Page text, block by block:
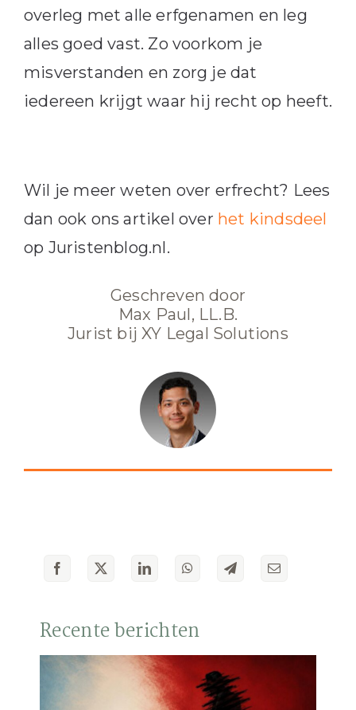
Recente berichten
overleg met alle erfgenamen en leg
alles goed vast. Zo voorkom je
misverstanden en zorg je dat
iedereen krijgt waar hij recht op heeft.
Wil je meer weten over erfrecht? Lees
dan ook ons artikel over het kindsdeel
op Juristenblog.nl.
Geschreven door
Max Paul, LL.B.
Jurist bij XY Legal Solutions